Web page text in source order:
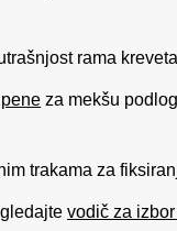
rama
za mekšu
trakama za
vodič za